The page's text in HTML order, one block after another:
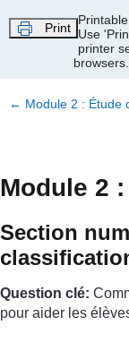
Print Use
printer
browsers.
← Module 2 : Étude
Module 2
Section
Question clé:
pour aider les